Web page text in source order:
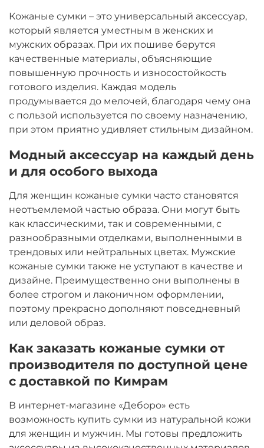
Кожаные сумки – это универсальный аксессуар,
который является уместным в женских и
мужских образах. При их пошиве берутся
качественные материалы, объясняющие
повышенную прочность и износостойкость
готового изделия. Каждая модель
продумывается до мелочей, благодаря чему она
с пользой используется по своему назначению,
при этом приятно удивляет стильным дизайном.
Модный аксессуар на каждый день
и для особого выхода
Для женщин кожаные сумки часто становятся
неотъемлемой частью образа. Они могут быть
как классическими, так и современными, с
разнообразными отделками, выполненными в
трендовых или нейтральных цветах. Мужские
кожаные сумки также не уступают в качестве и
дизайне. Преимущественно они выполнены в
более строгом и лаконичном оформлении,
поэтому прекрасно дополняют повседневный
или деловой образ.
Как заказать кожаные сумки от
производителя по доступной цене
с доставкой по Кимрам
В интернет-магазине «Деборо» есть
возможность купить сумки из натуральной кожи
для женщин и мужчин. Мы готовы предложить